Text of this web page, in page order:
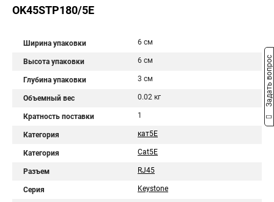
OK45STP180/5E
Ширина упаковки 6 см
Высота упаковки 6 см
Глубина упаковки 3 см
Объемный вес 0.02 кг
Кратность поставки 1
Категория кат5E
Категория Cat5E
Разъем RJ45
Серия Keystone
Задать вопрос